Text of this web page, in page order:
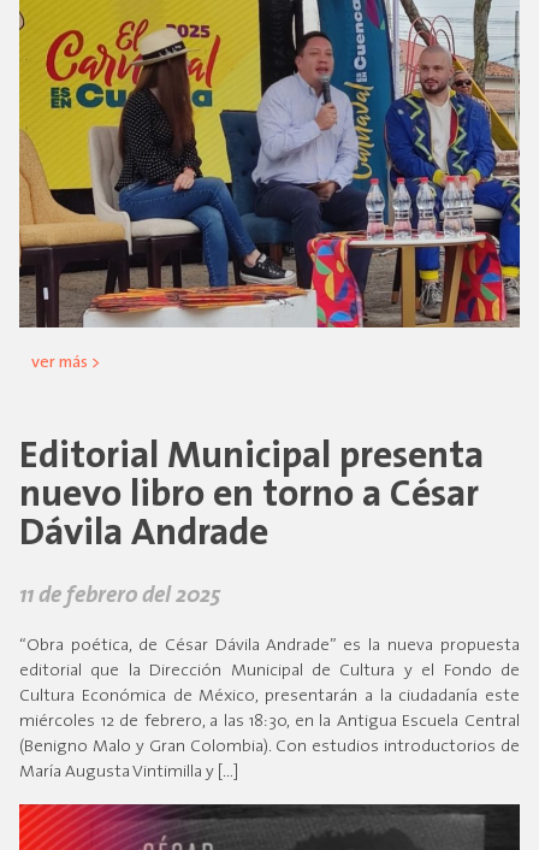
ver más >
Editorial Municipal presenta
nuevo libro en torno a César
Dávila Andrade
11 de febrero del 2025
“Obra poética, de César Dávila Andrade” es la nueva propuesta
editorial que la Dirección Municipal de Cultura y el Fondo de
Cultura Económica de México, presentarán a la ciudadanía este
miércoles 12 de febrero, a las 18:30, en la Antigua Escuela Central
(Benigno Malo y Gran Colombia). Con estudios introductorios de
María Augusta Vintimilla y […]